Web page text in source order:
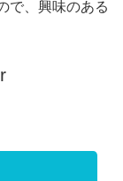
で、興味のある